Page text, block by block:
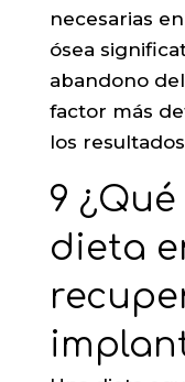
necesarias
ósea
abandono
factor más
los
9
dieta